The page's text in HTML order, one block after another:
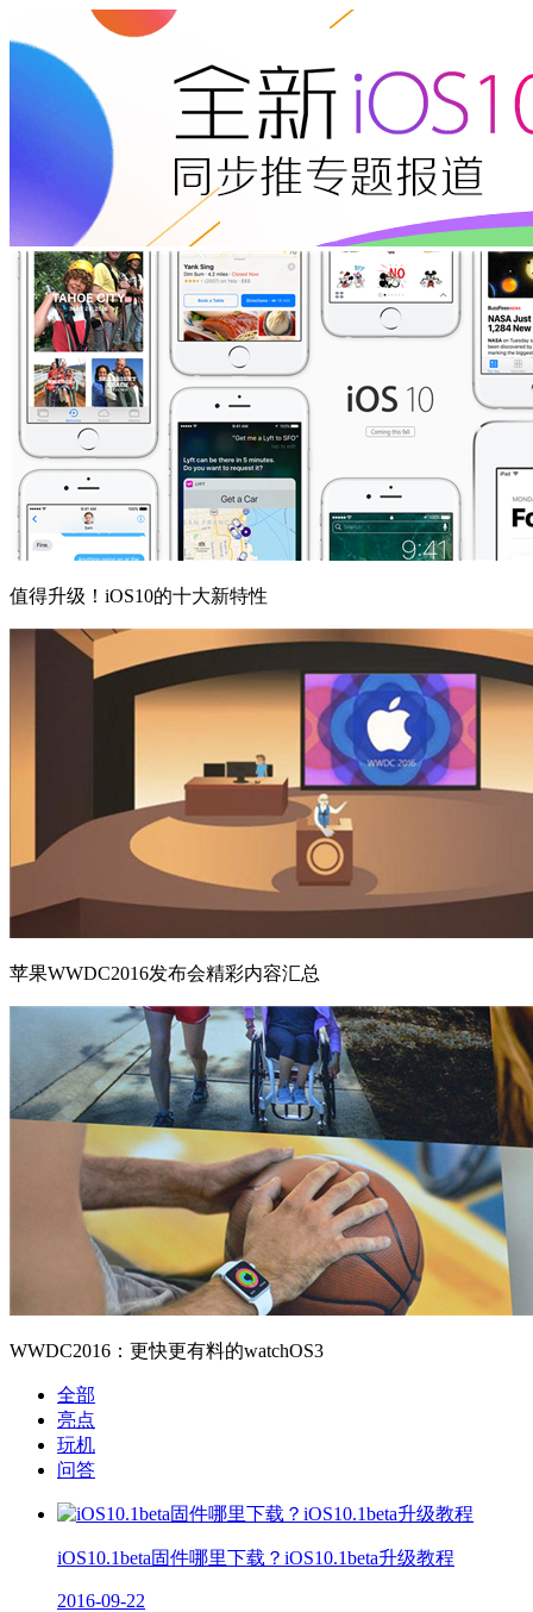
值得升级！iOS10的十大新特性
苹果WWDC2016发布会精彩内容汇总
WWDC2016：更快更有料的watchOS3
全部
亮点
玩机
问答
iOS10.1beta固件哪里下载？iOS10.1beta升级教程
2016-09-22